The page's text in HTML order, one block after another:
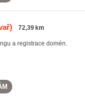
72,39 km
a registrace domén.